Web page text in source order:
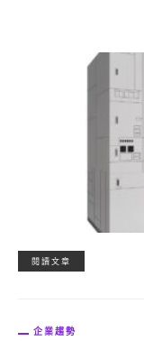
閱讀文章
企業趨勢